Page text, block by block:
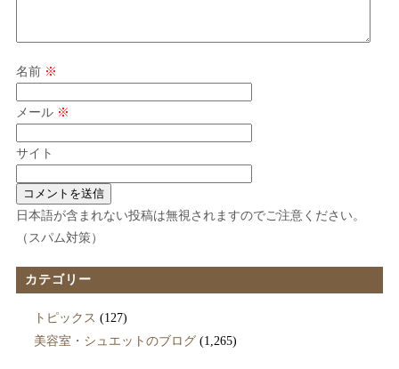
名前 ※
メール ※
サイト
日本語が含まれない投稿は無視されますのでご注意ください。
（スパム対策）
カテゴリー
トピックス (127)
美容室・シュエットのブログ(1,265)